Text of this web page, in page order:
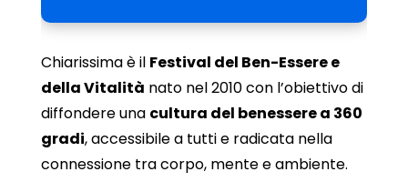
Chiarissima è il Festival del Ben-Essere e
della Vitalità nato nel 2010 con l’obiettivo di
diffondere una cultura del benessere a 360
gradi, accessibile a tutti e radicata nella
connessione tra corpo, mente e ambiente.